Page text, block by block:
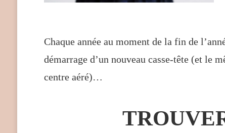
Chaque année au moment de la fin de
démarrage d’un nouveau casse-tête (et le
centre aéré)…